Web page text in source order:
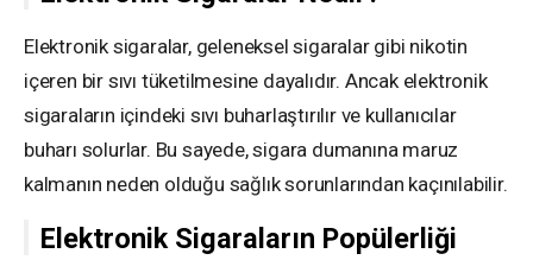
Elektronik sigaralar, geleneksel sigaralar gibi nikotin
içeren bir sıvı tüketilmesine dayalıdır. Ancak elektronik
sigaraların içindeki sıvı buharlaştırılır ve kullanıcılar
buharı solurlar. Bu sayede, sigara dumanına maruz
kalmanın neden olduğu sağlık sorunlarından kaçınılabilir.
Elektronik Sigaraların Popülerliği